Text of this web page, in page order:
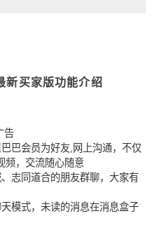
买家版功能介绍
告
会员为好友,网上沟通，不仅
频，交流随心随意
志同道合的朋友群聊，大家有
式，未读的消息在消息盒子